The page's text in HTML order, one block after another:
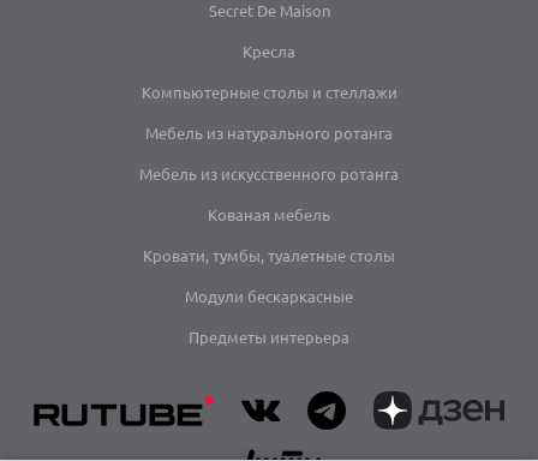
Secret De Maison
Кресла
Компьютерные столы и стеллажи
Мебель из натурального ротанга
Мебель из искусственного ротанга
Кованая мебель
Кровати, тумбы, туалетные столы
Модули бескаркасные
Предметы интерьера